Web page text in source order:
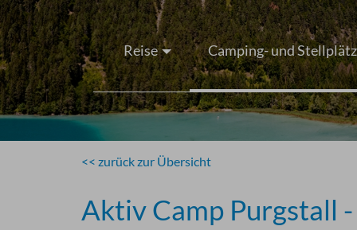
Reise Camping- und
<< zurück zur Übersicht
Aktiv Camp Purgstall